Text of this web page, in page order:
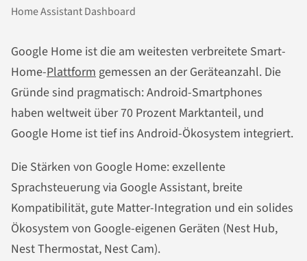
Home Assistant Dashboard
Google Home ist die am weitesten verbreitete Smart-
Home-Plattform gemessen an der Geräteanzahl. Die
Gründe sind pragmatisch: Android-Smartphones
haben weltweit über 70 Prozent Marktanteil, und
Google Home ist tief ins Android-Ökosystem integriert.
Die Stärken von Google Home: exzellente
Sprachsteuerung via Google Assistant, breite
Kompatibilität, gute Matter-Integration und ein solides
Ökosystem von Google-eigenen Geräten (Nest Hub,
Nest Thermostat, Nest Cam).